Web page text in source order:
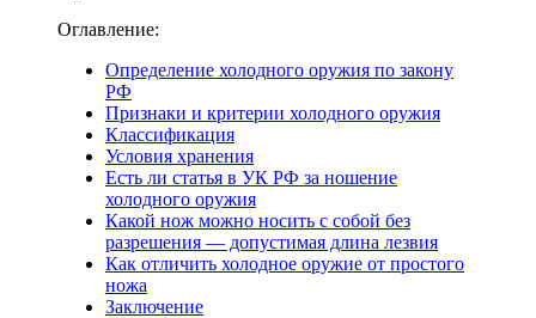
Оглавление:
Определение холодного оружия по закону
РФ
Признаки и критерии холодного оружия
Классификация
Условия хранения
Есть ли статья в УК РФ за ношение
холодного оружия
Какой нож можно носить с собой без
разрешения — допустимая длина лезвия
Как отличить холодное оружие от простого
ножа
Заключение